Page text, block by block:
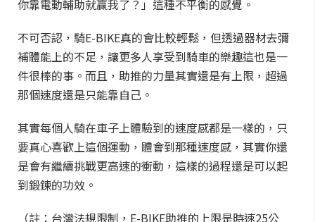
你靠電動輔助就贏我了？」這種不平衡的感覺。
不可否認，騎E-BIKE真的會比較輕鬆，但透過器材去彌
補體能上的不足，讓更多人享受到騎車的樂趣這也是一
件很棒的事。而且，助推的力量其實還是有上限，超過
那個速度還是只能靠自己。
其實每個人騎在車子上體驗到的速度感都是一樣的，只
要真心喜歡上這個運動，體會到那種速度感，其實你還
是會有繼續挑戰更高速的衝動，這樣的過程還是可以起
到鍛鍊的功效。
（註：台灣法規限制，E-BIKE助推的上限是時速25公